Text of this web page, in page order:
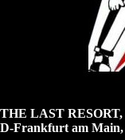
THE LAST RESORT,
D-Frankfurt am Main,